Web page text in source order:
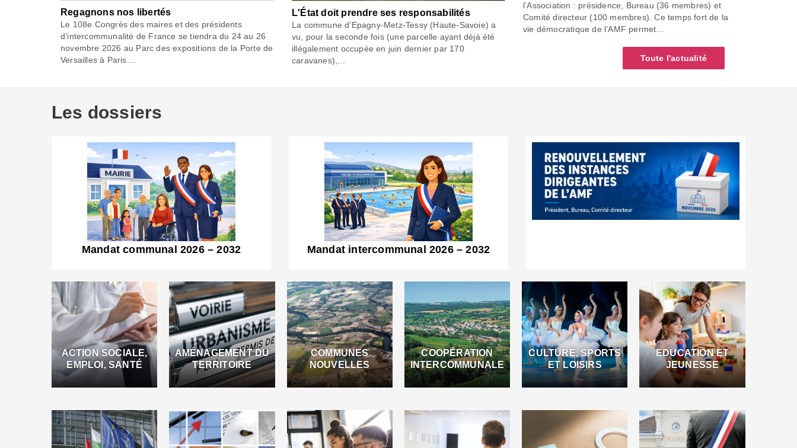
Regagnons nos libertés
Le 108e Congrès des maires et des présidents
d’intercommunalité de France se tiendra du 24 au 26
novembre 2026 au Parc des expositions de la Porte de
Versailles à Paris....
L'État doit prendre ses responsabilités
La commune d’Epagny-Metz-Tessy (Haute-Savoie) a
vu, pour la seconde fois (une parcelle ayant déjà été
illégalement occupée en juin dernier par 170
caravanes),...
l’Association : présidence, Bureau (36 membres) et
Comité directeur (100 membres). Ce temps fort de la
vie démocratique de l’AMF permet...
Toute l'actualité
Les dossiers
Mandat communal 2026 – 2032 Mandat intercommunal 2026 – 2032
ACTION SOCIALE,
EMPLOI, SANTÉ
AMÉNAGEMENT DU
TERRITOIRE
COMMUNES
NOUVELLES
COOPÉRATION
INTERCOMMUNALE
CULTURE, SPORTS
ET LOISIRS
EDUCATION ET
JEUNESSE